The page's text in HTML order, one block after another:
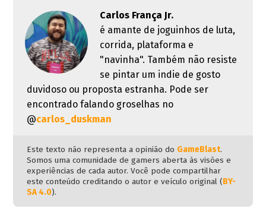
Carlos França Jr.
é amante de joguinhos de luta,
corrida, plataforma e
"navinha". Também não resiste
se pintar um indie de gosto
duvidoso ou proposta estranha. Pode ser
encontrado falando groselhas no
@carlos_duskman
Este texto não representa a opinião do GameBlast.
Somos uma comunidade de gamers aberta às visões e
experiências de cada autor. Você pode compartilhar
este conteúdo creditando o autor e veículo original (BY-
SA 4.0).